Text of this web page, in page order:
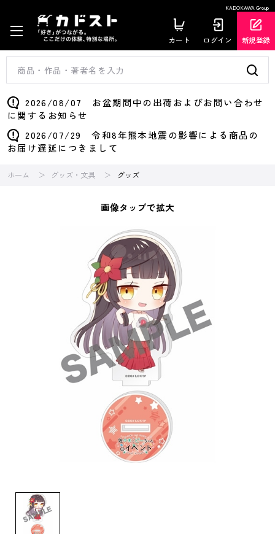
KADOKAWA Group
カート ログイン 新規登録
2026/08/07 お盆期間中の出荷およびお問い合わせ
に関するお知らせ
2026/07/29 令和8年熊本地震の影響による商品の
お届け遅延につきまして
ホーム グッズ・文具 グッズ
画像タップで拡大